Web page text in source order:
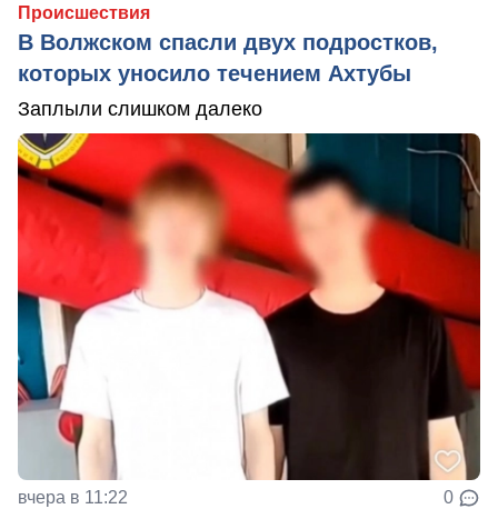
Происшествия
В Волжском спасли двух подростков,
которых уносило течением Ахтубы
Заплыли слишком далеко
вчера в 11:22 0